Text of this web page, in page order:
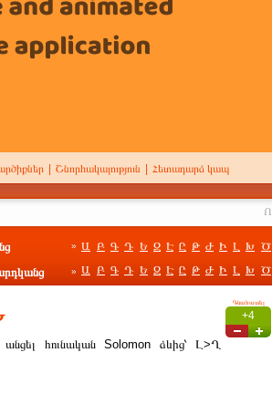
Շնորհակալություն Հետադարձ կապ
» Ա Բ Գ Դ Ե Զ Է Ը Թ Ժ Ի Լ Խ Ծ
» Ա Բ Գ Դ Ե Զ Է Ը Թ Ժ Ի Լ Խ Ծ
Գնահատել
+4
հունական Solomon ձևից՝ Լ>Ղ